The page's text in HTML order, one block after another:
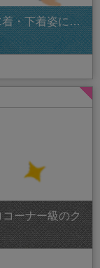
着・下着姿に…
ーナー級のク